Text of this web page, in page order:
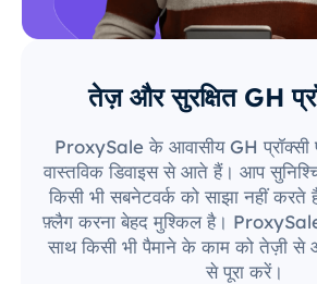
तेज़ और सुरक्षित GH
ProxySale के आवासीय GH
वास्तविक डिवाइस से आते हैं। आप
किसी भी सबनेटवर्क को साझा नहीं करते
फ़्लैग करना बेहद मुश्किल है।
साथ किसी भी पैमाने के काम को तेज़ी
से पूरा करें।